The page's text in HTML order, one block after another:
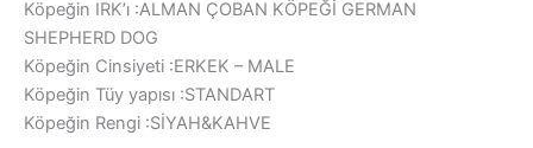
Köpeğin IRK’ı :ALMAN ÇOBAN KÖPEĞİ GERMAN
SHEPHERD DOG
Köpeğin Cinsiyeti :ERKEK – MALE
Köpeğin Tüy yapısı :STANDART
Köpeğin Rengi :SİYAH&KAHVE